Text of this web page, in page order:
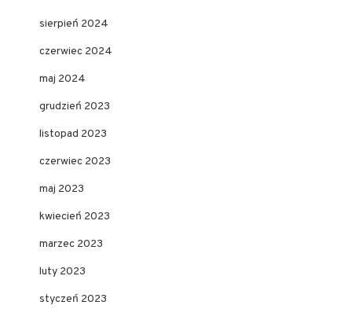
sierpień 2024
czerwiec 2024
maj 2024
grudzień 2023
listopad 2023
czerwiec 2023
maj 2023
kwiecień 2023
marzec 2023
luty 2023
styczeń 2023